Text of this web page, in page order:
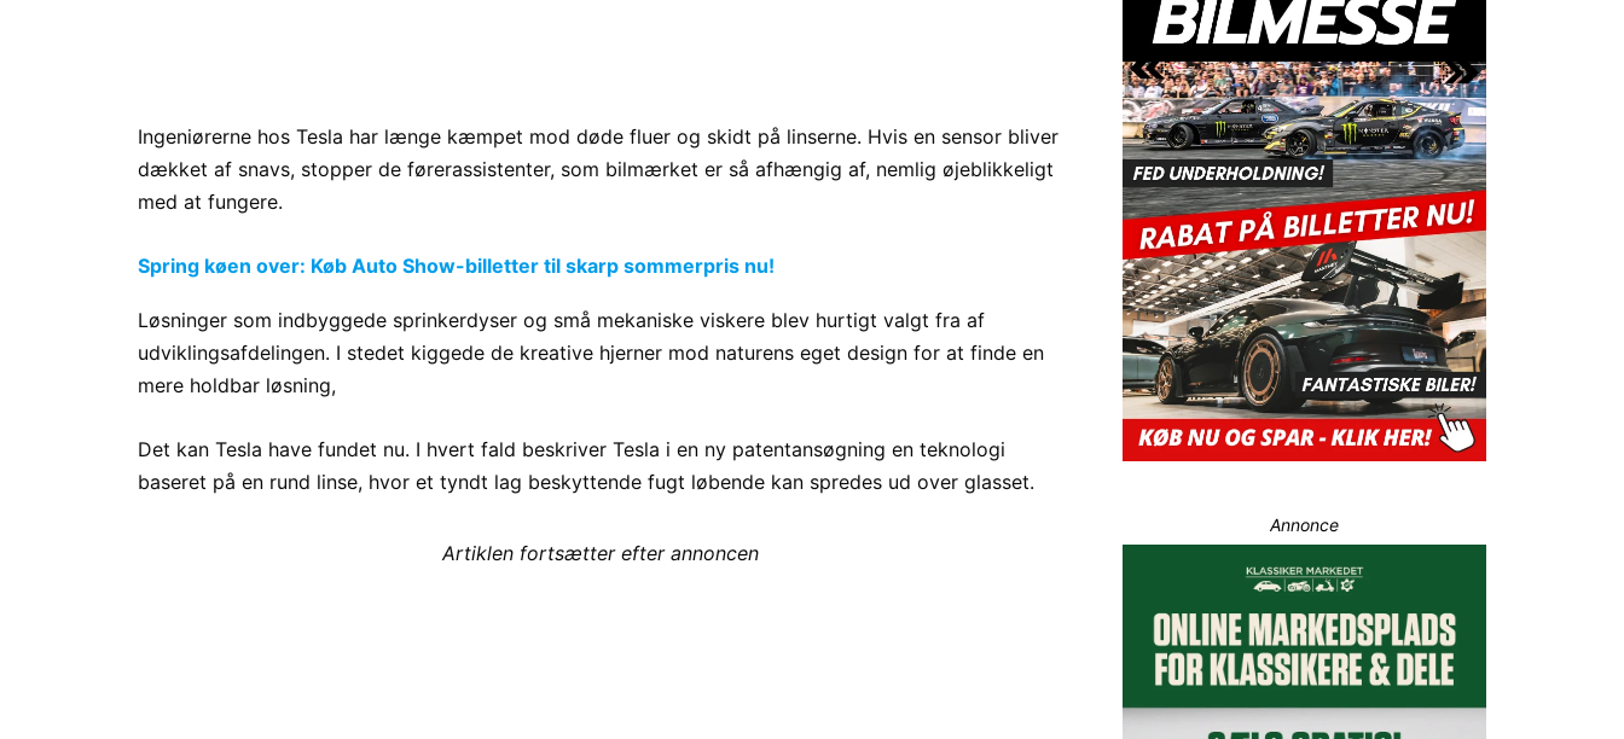
Ingeniørerne hos Tesla har længe kæmpet mod døde fluer og skidt på linserne. Hvis en sensor bliver
dækket af snavs, stopper de førerassistenter, som bilmærket er så afhængig af, nemlig øjeblikkeligt
med at fungere.
Spring køen over: Køb Auto Show-billetter til skarp sommerpris nu!
Løsninger som indbyggede sprinkerdyser og små mekaniske viskere blev hurtigt valgt fra af
udviklingsafdelingen. I stedet kiggede de kreative hjerner mod naturens eget design for at finde en
mere holdbar løsning,
Det kan Tesla have fundet nu. I hvert fald beskriver Tesla i en ny patentansøgning en teknologi
baseret på en rund linse, hvor et tyndt lag beskyttende fugt løbende kan spredes ud over glasset.
Artiklen fortsætter efter annoncen
Annonce